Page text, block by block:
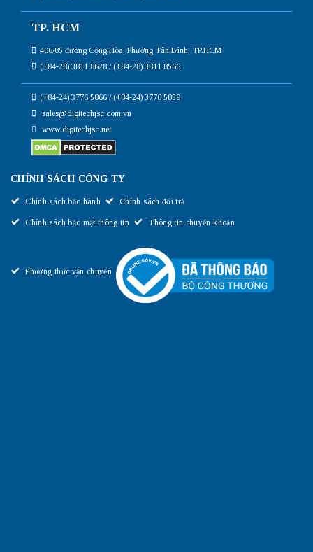
TP. HCM
406/85 đường Cộng Hòa, Phường Tân Bình, TP.HCM
(+84-28) 3811 8628 / (+84-28) 3811 8566
(+84-24) 3776 5866 / (+84-24) 3776 5859
sales@digitechjsc.com.vn
www.digitechjsc.net
CHÍNH SÁCH CÔNG TY
Chính sách bảo hành Chính sách đổi trả
Chính sách bảo mật thông tin Thông tin chuyển khoản
Phương thức vận chuyển